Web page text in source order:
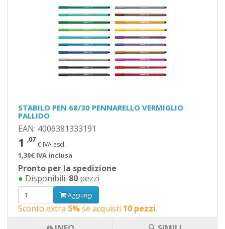
STABILO PEN 68/30 PENNARELLO VERMIGLIO
PALLIDO
EAN: 4006381333191
1 ,07
€ IVA escl.
1,30€ IVA inclusa
Pronto per la spedizione
● Disponibili: 80 pezzi
Aggiungi
Sconto extra 5%se acquisti 10 pezzi.